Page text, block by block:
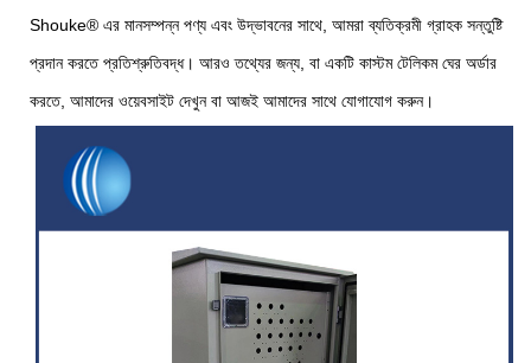
Shouke® এর মানসম্পন্ন পণ্য এবং উদ্ভাবনের সাথে, আমরা ব্যতিক্রমী গ্রাহক সন্তুষ্টি
প্রদান করতে প্রতিশ্রুতিবদ্ধ। আরও তথ্যের জন্য, বা একটি কাস্টম টেলিকম ঘের অর্ডার
করতে, আমাদের ওয়েবসাইট দেখুন বা আজই আমাদের সাথে যোগাযোগ করুন।